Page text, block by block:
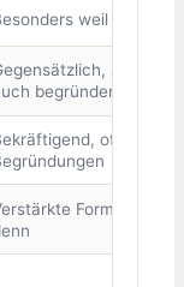
weil
aber
begründend
oft in
Form von